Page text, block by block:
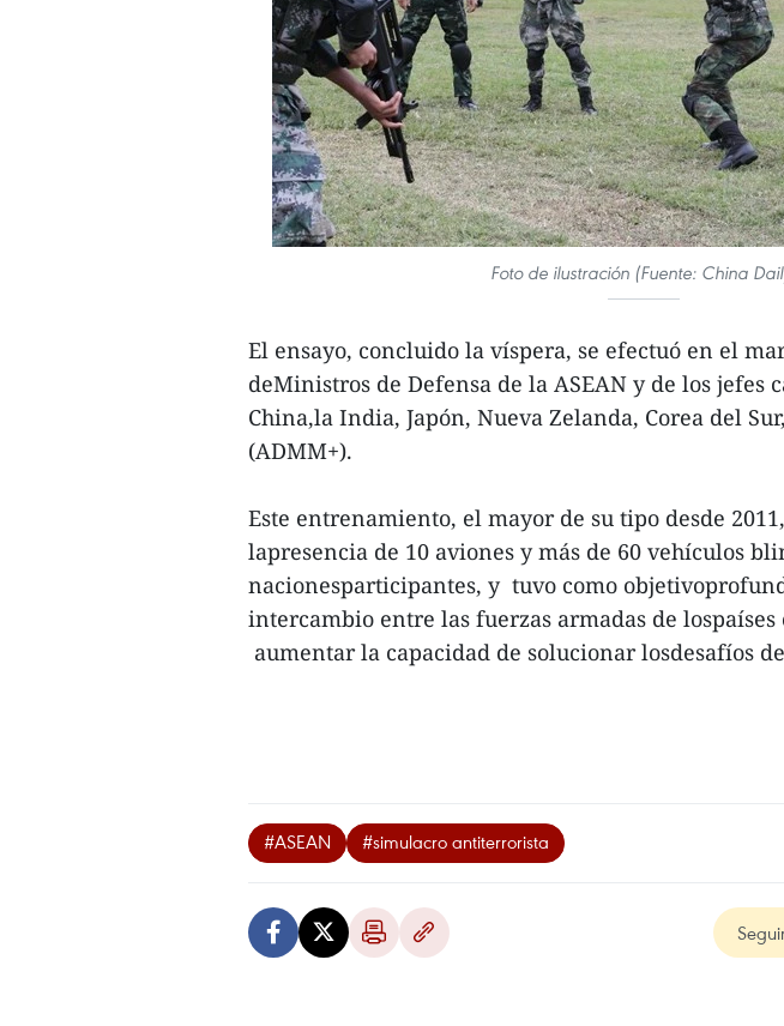
Foto de ilustración (Fuente: China
El ensayo, concluido la víspera, se efectuó en el
deMinistros de Defensa de la ASEAN y de los jefes
China,la India, Japón, Nueva Zelanda, Corea del
(ADMM+).
Este entrenamiento, el mayor de su tipo desde
lapresencia de 10 aviones y más de 60 vehículos
nacionesparticipantes, y tuvo como
intercambio entre las fuerzas armadas de
aumentar la capacidad de solucionar losdesafíos
#ASEAN #simulacro antiterrorista